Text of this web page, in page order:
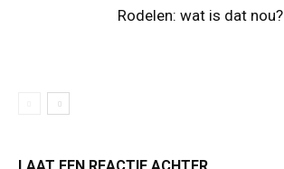
Rodelen: wat is dat nou?